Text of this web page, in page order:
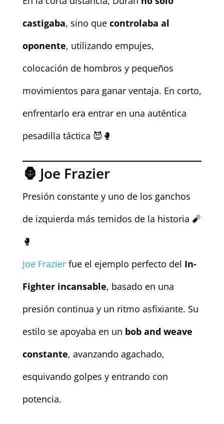
castigaba, sino que controlaba al
oponente, utilizando empujes,
colocación de hombros y pequeños
movimientos para ganar ventaja. En corto,
enfrentarlo era entrar en una auténtica
pesadilla táctica 😈🥊
🦍 Joe Frazier
Presión constante y uno de los ganchos
de izquierda más temidos de la historia 🧨
🥊
Joe Frazierfue el ejemplo perfecto del In-
Fighter incansable, basado en una
presión continua y un ritmo asfixiante. Su
estilo se apoyaba en un bob and weave
constante, avanzando agachado,
esquivando golpes y entrando con
potencia.